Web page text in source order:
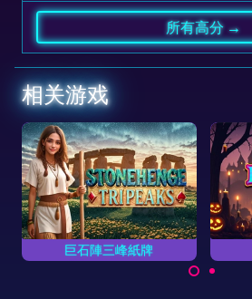
相关游戏
萬聖節克朗代克
Halloween
萬聖節的克朗代克撲克遊
戲。